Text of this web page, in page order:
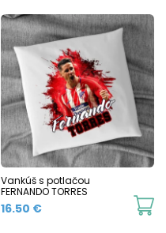
Vankúš s potlačou
FERNANDO TORRES
16.50 €